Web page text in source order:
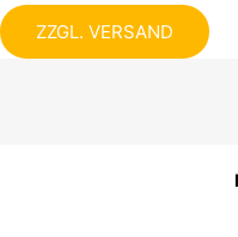
ZZGL. VERSAND